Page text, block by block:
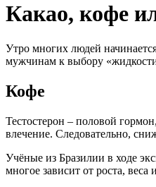
Какао, кофе
Утро многих людей
мужчинам к выбору
Кофе
Тестостерон – половой
влечение. Следовательно,
Учёные из Бразилии в ходе
многое зависит от роста,